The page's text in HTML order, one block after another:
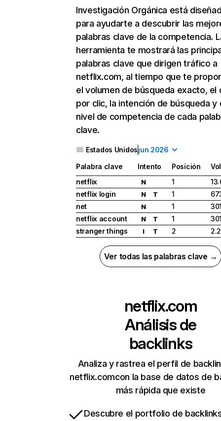
Investigación Orgánica está
para ayudarte a descubrir las
palabras clave de la competencia.
herramienta te mostrará las
palabras clave que dirigen tráfico a
netflix.com, al tiempo que te
el volumen de búsqueda exacto, el
por clic, la intención de búsqueda y
nivel de competencia de cada
clave.
Estados Unidosjun 2026
Palabra clave Intento Posición
netflix
N 1
netflix login
N T 1
net
N 1
netflix account
N T 1
stranger things
I T 2
Ver todas las palabras clave →
netflix.com
Análisis de
backlinks
Analiza y rastrea el perfil de
netflix.comcon la base de datos de
más rápida que existe
Descubre el portfolio de